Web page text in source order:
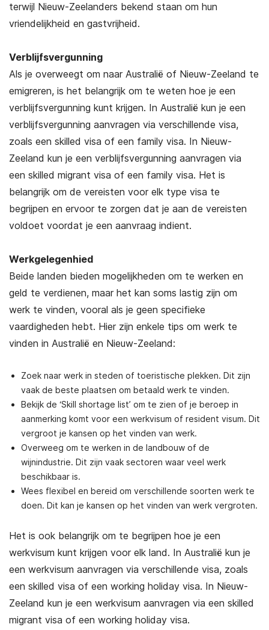
terwijl Nieuw-Zeelanders bekend staan om hun
vriendelijkheid en gastvrijheid.
Verblijfsvergunning
Als je overweegt om naar Australië of Nieuw-Zeeland te
emigreren, is het belangrijk om te weten hoe je een
verblijfsvergunning kunt krijgen. In Australië kun je een
verblijfsvergunning aanvragen via verschillende visa,
zoals een skilled visa of een family visa. In Nieuw-
Zeeland kun je een verblijfsvergunning aanvragen via
een skilled migrant visa of een family visa. Het is
belangrijk om de vereisten voor elk type visa te
begrijpen en ervoor te zorgen dat je aan de vereisten
voldoet voordat je een aanvraag indient.
Werkgelegenhied
Beide landen bieden mogelijkheden om te werken en
geld te verdienen, maar het kan soms lastig zijn om
werk te vinden, vooral als je geen specifieke
vaardigheden hebt. Hier zijn enkele tips om werk te
vinden in Australië en Nieuw-Zeeland:
Zoek naar werk in steden of toeristische plekken. Dit zijn
vaak de beste plaatsen om betaald werk te vinden.
Bekijk de ‘Skill shortage list’ om te zien of je beroep in
aanmerking komt voor een werkvisum of resident visum. Dit
vergroot je kansen op het vinden van werk.
Overweeg om te werken in de landbouw of de
wijnindustrie. Dit zijn vaak sectoren waar veel werk
beschikbaar is.
Wees flexibel en bereid om verschillende soorten werk te
doen. Dit kan je kansen op het vinden van werk vergroten.
Het is ook belangrijk om te begrijpen hoe je een
werkvisum kunt krijgen voor elk land. In Australië kun je
een werkvisum aanvragen via verschillende visa, zoals
een skilled visa of een working holiday visa. In Nieuw-
Zeeland kun je een werkvisum aanvragen via een skilled
migrant visa of een working holiday visa.